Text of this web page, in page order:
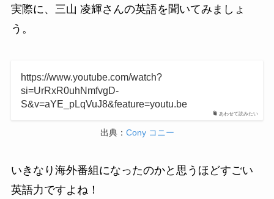
実際に、三山 凌輝さんの英語を聞いてみましょ
う。
あわせて読みたい
https://www.youtube.com/watch?
si=UrRxR0uhNmfvgD-
S&v=aYE_pLqVuJ8&feature=youtu.be
出典： Cony コニー
いきなり海外番組になったのかと思うほどすごい
英語力ですよね！